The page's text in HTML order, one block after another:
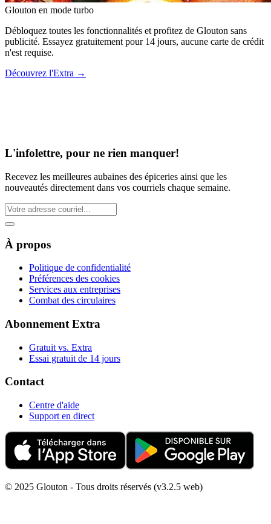
Glouton en mode turbo
Débloquez toutes les fonctionnalités et profitez de Glouton sans
publicité. Essayez gratuitement pour 14 jours, aucune carte de crédit
n'est requise.
Découvrez l'Extra →
L'infolettre, pour ne rien manquer!
Recevez les meilleures aubaines des épiceries ainsi que les
nouveautés directement dans vos courriels chaque semaine.
À propos
Politique de confidentialité
Préférences des cookies
Services aux entreprises
Combat des circulaires
Abonnement Extra
Gratuit vs. Extra
Essai gratuit de 14 jours
Contact
Centre d'aide
Support en direct
© 2025 Glouton - Tous droits réservés (v3.2.5 web)